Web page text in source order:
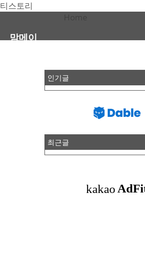
티스토리
맘메이
인기글
최근글